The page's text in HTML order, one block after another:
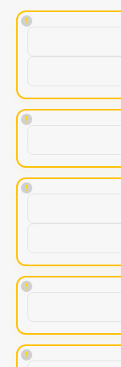
!
!
!
!
!